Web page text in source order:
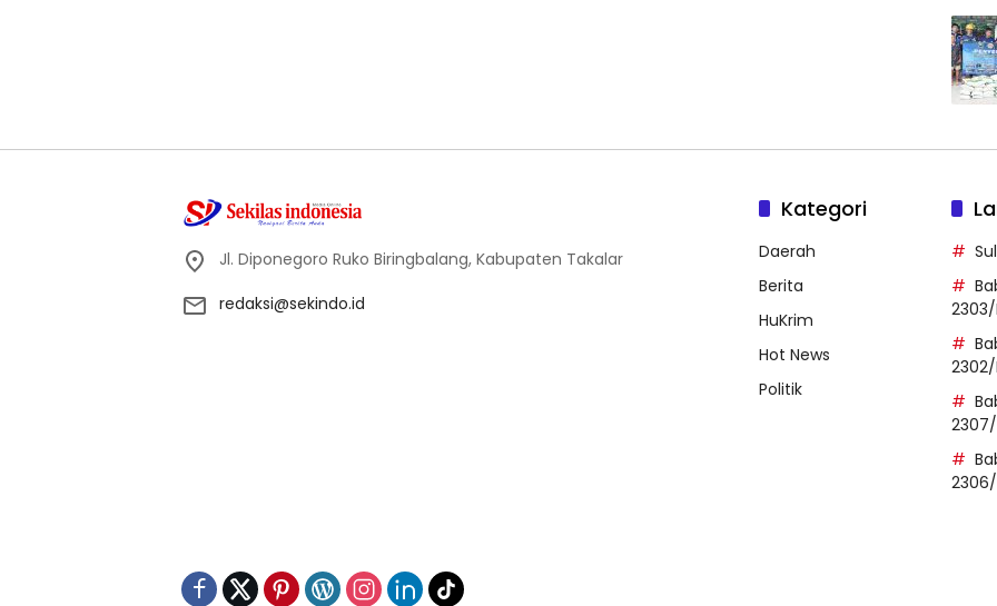
Jl. Diponegoro Ruko Biringbalang, Kabupaten Takalar
redaksi@sekindo.id
Kategori
Daerah
Berita
HuKrim
Hot News
Politik